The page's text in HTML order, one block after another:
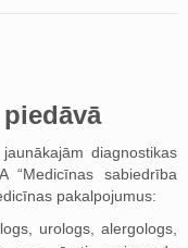
piedāvā
diagnostikas
“Medicīnas sabiedrība
pakalpojumus:
urologs, alergologs,